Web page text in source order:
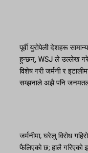
पूर्वी युरोपेली देशहरू
हुन्छन्, WSJ ले उल्लेख
विशेष गरी जर्मनी र
सम्झनाले अझै पनि
जर्मनीमा, घरेलु विरोध
फैलिएको छ; हालै गरिएको